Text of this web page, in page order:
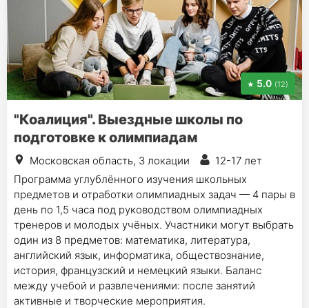
5.0 (12)
"Коалиция". Выездные школы по
подготовке к олимпиадам
Московская область, 3 локации
12-17 лет
Программа углублённого изучения школьных
предметов и отработки олимпиадных задач — 4 пары в
день по 1,5 часа под руководством олимпиадных
тренеров и молодых учёных. Участники могут выбрать
один из 8 предметов: математика, литература,
английский язык, информатика, обществознание,
история, французский и немецкий языки. Баланс
между учебой и развлечениями: после занятий
активные и творческие мероприятия.